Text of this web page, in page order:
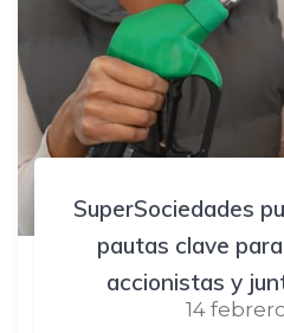
SuperSociedades
pautas clave
accionistas y
14